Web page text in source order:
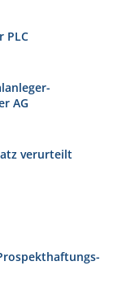
PLC
AG
verurteilt